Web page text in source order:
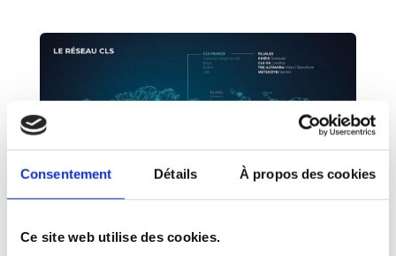
Consentement Détails À propos des cookies
Ce site web utilise des cookies.